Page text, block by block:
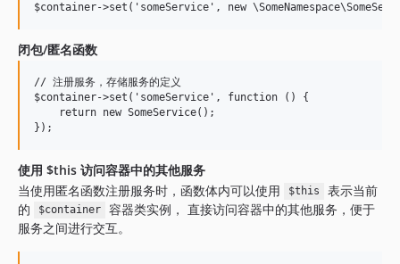
闭包/匿名函数
// 注册服务，存储服务的定义
$container->set('someService', function () {
    return new SomeService();
使用 $this 访问容器中的其他服务
当使用匿名函数注册服务时，函数体内可以使用
$this
表示当前
的
$container
容器类实例， 直接访问容器中的其他服务，便于
服务之间进行交互。